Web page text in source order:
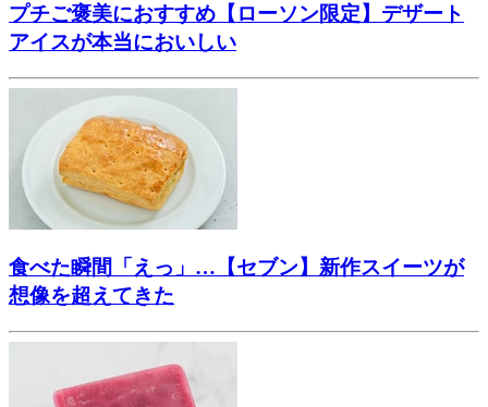
プチご褒美におすすめ【ローソン限定】デザート
アイスが本当においしい
食べた瞬間「えっ」…【セブン】新作スイーツが
想像を超えてきた